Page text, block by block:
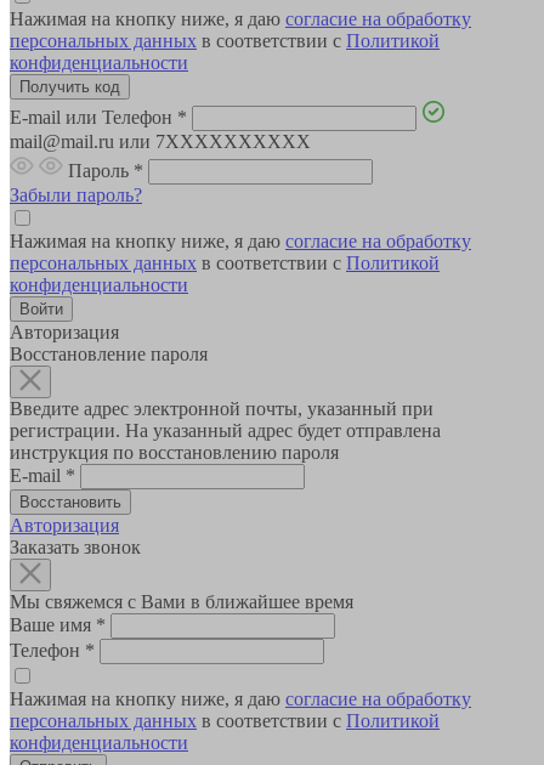
Нажимая на кнопку ниже, я даю согласие на обработку
персональных данных в соответствии с Политикой
конфиденциальности
E-mail или Телефон *
mail@mail.ru или 7XXXXXXXXXX
Пароль *
Забыли пароль?
Нажимая на кнопку ниже, я даю согласие на обработку
персональных данных в соответствии с Политикой
конфиденциальности
Авторизация
Восстановление пароля
Введите адрес электронной почты, указанный при
регистрации. На указанный адрес будет отправлена
инструкция по восстановлению пароля
E-mail *
Авторизация
Заказать звонок
Мы свяжемся с Вами в ближайшее время
Ваше имя *
Телефон *
Нажимая на кнопку ниже, я даю согласие на обработку
персональных данных в соответствии с Политикой
конфиденциальности